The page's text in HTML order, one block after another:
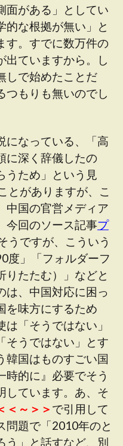
面がある」としてい
的な根拠が無い」と
す。すでに数万件の
出ていますから。し
しで始めたことだ
つもりも無いのでし
になっている、「高
に深く辞儀したの
うため」という見
とがありますが、こ
中国の官営メディア
今回のソース記事プ
うですが、こういう
度」「フォルダーフ
りたたむ）」などと
は、中国対応に困っ
を味方にするため
「そうではない」
そうではない」とす
韓国はものすごい国
時的に』必要でそう
しています。あ、そ
＜～＞＞ で引用して
問題で「2010年のと
う」と話すなど、別